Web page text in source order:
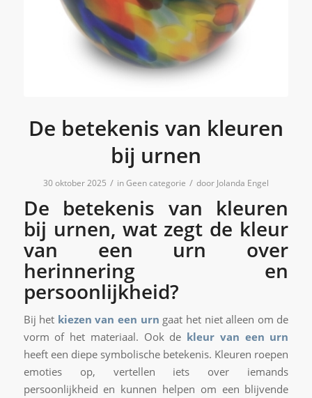
De betekenis van kleuren
bij urnen
30 oktober 2025 / inGeen categorie / door Jolanda Engel
De betekenis van kleuren
bij urnen, wat zegt de kleur
van een urn over
herinnering en
persoonlijkheid?
Bij het kiezen van een urn gaat het niet alleen om de
vorm of het materiaal. Ook de kleur van een urn
heeft een diepe symbolische betekenis. Kleuren roepen
emoties op, vertellen iets over iemands
persoonlijkheid en kunnen helpen om een blijvende